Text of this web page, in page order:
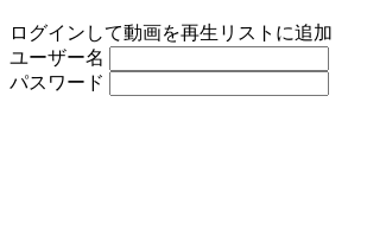
ログインして動画を再生リストに追加
ユーザー名
パスワード